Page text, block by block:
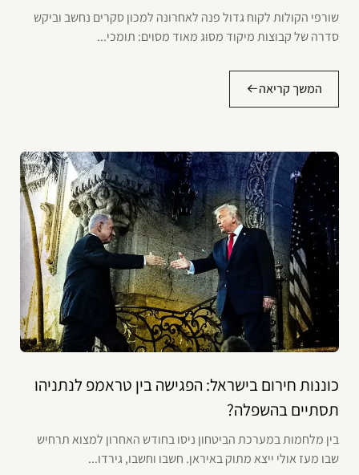
שורפי הקולות לקוח גדול פנה לאחרונה למכון סקרים נחשב וביקש
סדרה של קבוצות מיקוד מסוג מאוד מסוים: תומכי...
המשך קריאה
כוננות חירום בישראל: הפגישה בין טראמפ לנתניהו
תסתיים בהשפלה?
בין מלחמות במערכת הביטחון ניסו בחודש האחרון למצוא תרחיש
שבו מעז אולי ייצא מתוק באיראן. חשבו וחשבו, גירדו...